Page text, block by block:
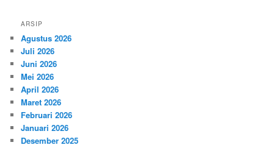
ARSIP
Agustus 2026
Juli 2026
Juni 2026
Mei 2026
April 2026
Maret 2026
Februari 2026
Januari 2026
Desember 2025